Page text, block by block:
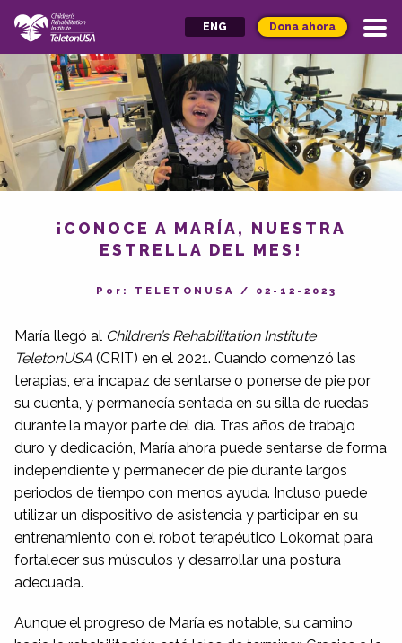
ENG Dona ahora
¡CONOCE A MARÍA, NUESTRA
ESTRELLA DEL MES!
Por: TELETONUSA / 02-12-2023
María llegó al Children’s Rehabilitation Institute
TeletonUSA (CRIT) en el 2021. Cuando comenzó las
terapias, era incapaz de sentarse o ponerse de pie por
su cuenta, y permanecía sentada en su silla de ruedas
durante la mayor parte del día. Tras años de trabajo
duro y dedicación, María ahora puede sentarse de forma
independiente y permanecer de pie durante largos
periodos de tiempo con menos ayuda. Incluso puede
utilizar un dispositivo de asistencia y participar en su
entrenamiento con el robot terapéutico Lokomat para
fortalecer sus músculos y desarrollar una postura
adecuada.
Aunque el progreso de María es notable, su camino